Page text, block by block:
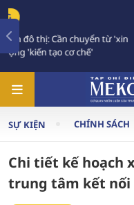
Bế mạc
vào
SỰ KIỆN CHÍNH SÁCH
Chi tiết kế hoạch
trung tâm kết